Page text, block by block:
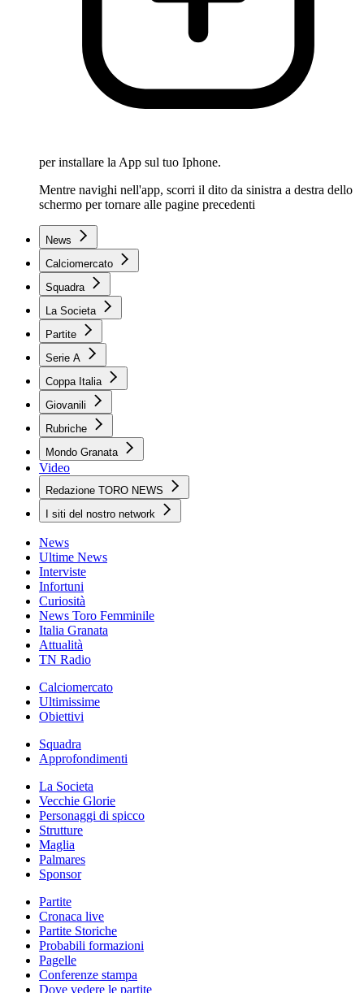
per installare la App sul tuo Iphone.
Mentre navighi nell'app, scorri il dito da sinistra a destra dello
schermo per tornare alle pagine precedenti
News
Calciomercato
Squadra
La Societa
Partite
Serie A
Coppa Italia
Giovanili
Rubriche
Mondo Granata
Video
Redazione TORO NEWS
I siti del nostro network
News
Ultime News
Interviste
Infortuni
Curiosità
News Toro Femminile
Italia Granata
Attualità
TN Radio
Calciomercato
Ultimissime
Obiettivi
Squadra
Approfondimenti
La Societa
Vecchie Glorie
Personaggi di spicco
Strutture
Maglia
Palmares
Sponsor
Partite
Cronaca live
Partite Storiche
Probabili formazioni
Pagelle
Conferenze stampa
Dove vedere le partite